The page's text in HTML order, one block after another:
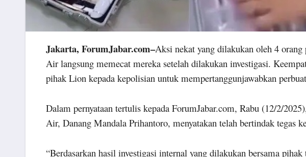
Jakarta, ForumJabar.com–Aksi nekat yang dilakukan oleh 4
Air langsung memecat mereka setelah dilakukan investigasi.
pihak Lion kepada kepolisian untuk mempertanggunjawabkan
Dalam pernyataan tertulis kepada ForumJabar.com, Rabu (12/2/
Air, Danang Mandala Prihantoro, menyatakan telah bertindak tegas
“Berdasarkan hasil investigasi internal yang dilakukan bersama